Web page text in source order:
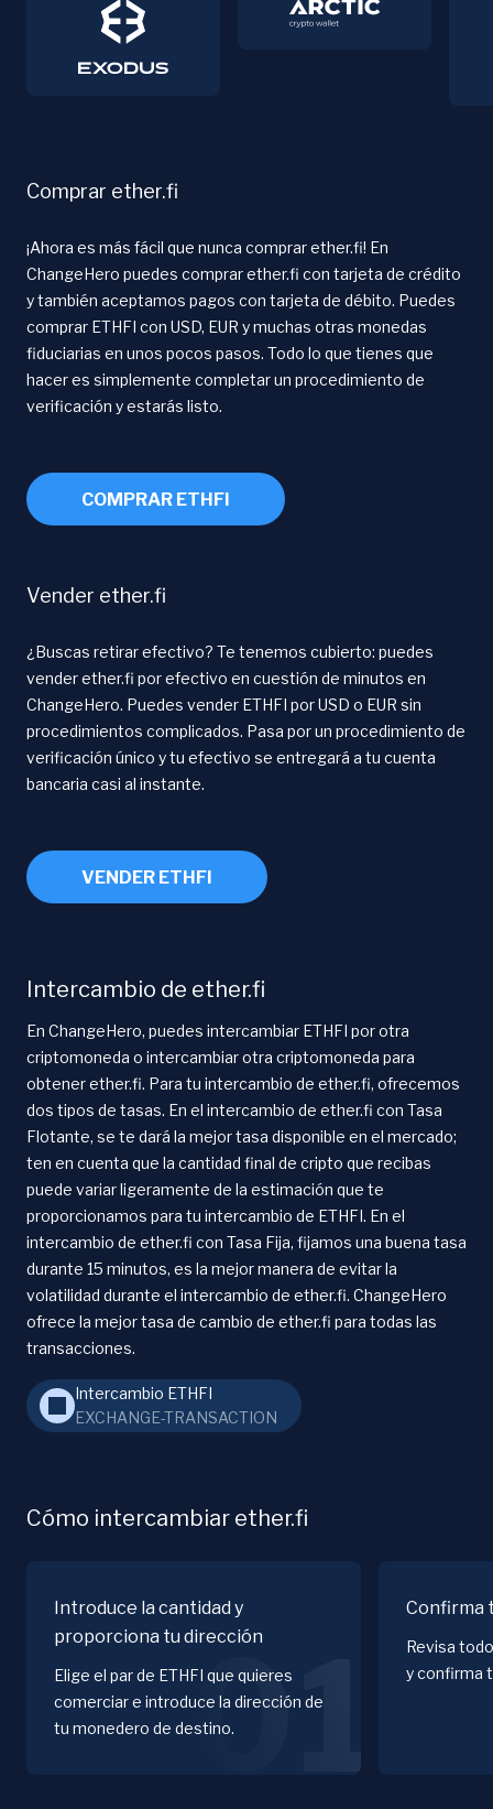
Comprar ether.fi
¡Ahora es más fácil que nunca comprar ether.fi! En
ChangeHero puedes comprar ether.fi con tarjeta de crédito
y también aceptamos pagos con tarjeta de débito. Puedes
comprar ETHFI con USD, EUR y muchas otras monedas
fiduciarias en unos pocos pasos. Todo lo que tienes que
hacer es simplemente completar un procedimiento de
verificación y estarás listo.
COMPRAR ETHFI
Vender ether.fi
¿Buscas retirar efectivo? Te tenemos cubierto: puedes
vender ether.fi por efectivo en cuestión de minutos en
ChangeHero. Puedes vender ETHFI por USD o EUR sin
procedimientos complicados. Pasa por un procedimiento de
verificación único y tu efectivo se entregará a tu cuenta
bancaria casi al instante.
VENDER ETHFI
Intercambio de ether.fi
En ChangeHero, puedes intercambiar ETHFI por otra
criptomoneda o intercambiar otra criptomoneda para
obtener ether.fi. Para tu intercambio de ether.fi, ofrecemos
dos tipos de tasas. En el intercambio de ether.fi con Tasa
Flotante, se te dará la mejor tasa disponible en el mercado;
ten en cuenta que la cantidad final de cripto que recibas
puede variar ligeramente de la estimación que te
proporcionamos para tu intercambio de ETHFI. En el
intercambio de ether.fi con Tasa Fija, fijamos una buena tasa
durante 15 minutos, es la mejor manera de evitar la
volatilidad durante el intercambio de ether.fi. ChangeHero
ofrece la mejor tasa de cambio de ether.fi para todas las
transacciones.
Intercambio ETHFI
EXCHANGE-TRANSACTION
Cómo intercambiar ether.fi
Introduce la cantidad y
proporciona tu dirección
Elige el par de ETHFI que quieres
comerciar e introduce la dirección de
tu monedero de destino.01
Confirma
Revisa
y confirma